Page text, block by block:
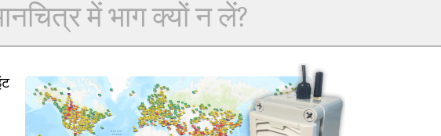
में भाग क्यों न लें?